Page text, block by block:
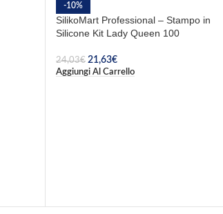
-10%
SilikoMart Professional – Stampo in
Silicone Kit Lady Queen 100
24,03€ 21,63€
Aggiungi Al Carrello